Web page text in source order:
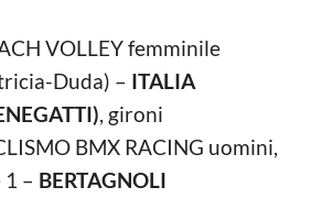
VOLLEY femminile
Duda) – ITALIA
, gironi
BMX RACING uomini,
– BERTAGNOLI